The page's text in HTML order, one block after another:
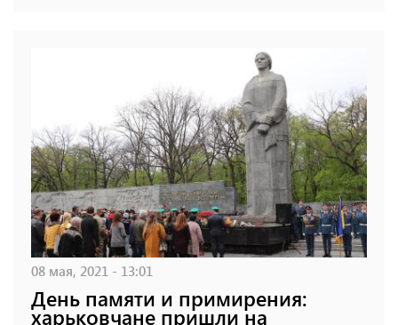
08 мая, 2021 - 13:01
День памяти и примирения:
харьковчане пришли на